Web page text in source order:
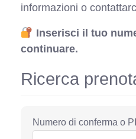
informazioni o
Inserisci il tuo
continuare.
Ricerca
Numero di conferma o